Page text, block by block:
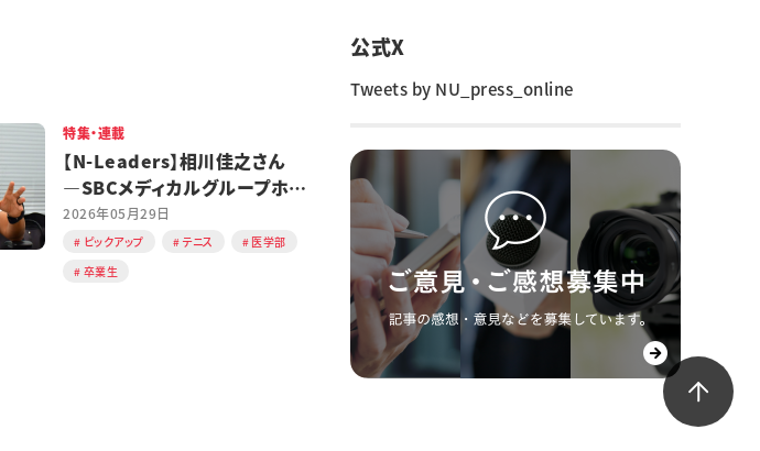
特集・連載
【N-Leaders】相川佳之さん
―SBCメディカルグループホー
ルディングスCEO
2026年05月29日
ピックアップ テニス
医学部
卒業生
公式X
Tweets by NU_press_online